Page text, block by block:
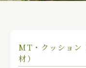
MT・クッション
材）